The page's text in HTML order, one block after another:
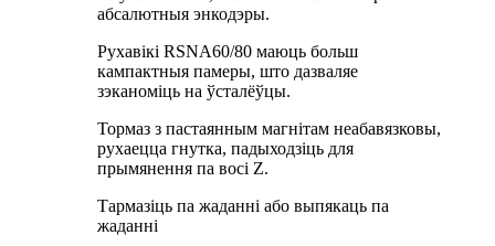
абсалютныя энкодэры.
Рухавікі RSNA60/80 маюць больш
кампактныя памеры, што дазваляе
зэканоміць на ўсталёўцы.
Тормаз з пастаянным магнітам неабавязковы,
рухаецца гнутка, падыходзіць для
прымянення па восі Z.
Тармазіць па жаданні або выпякаць па
жаданні